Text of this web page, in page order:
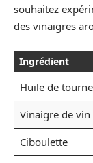
souhaitez
des vinaigres
Ingrédient
Huile de
Vinaigre de vin
Ciboulette